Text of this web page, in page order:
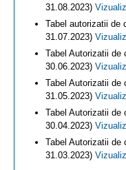
31.08.2023)
Tabel autorizatii de
31.07.2023)
Tabel Autorizatii de
30.06.2023)
Tabel Autorizatii de
31.05.2023)
Tabel Autorizatii de
30.04.2023)
Tabel Autorizatii de
31.03.2023)